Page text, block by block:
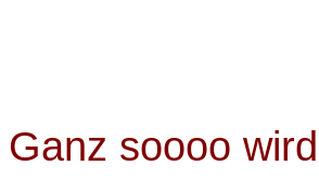
Ganz soooo